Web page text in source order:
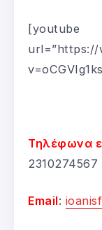
[youtube
url=”https://
Τηλέφωνα
2310274567
Email: